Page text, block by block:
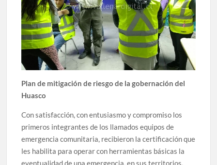
Plan de mitigación de riesgo de la gobernación del
Huasco
Con satisfacción, con entusiasmo y compromiso los
primeros integrantes de los llamados equipos de
emergencia comunitaria, recibieron la certificación que
les habilita para operar con herramientas básicas la
eventualidad de una emergencia, en sus territorios.